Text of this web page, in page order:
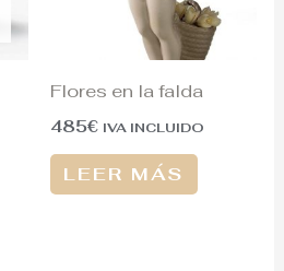
Flores en la falda
485€ IVA INCLUIDO
LEER MÁS